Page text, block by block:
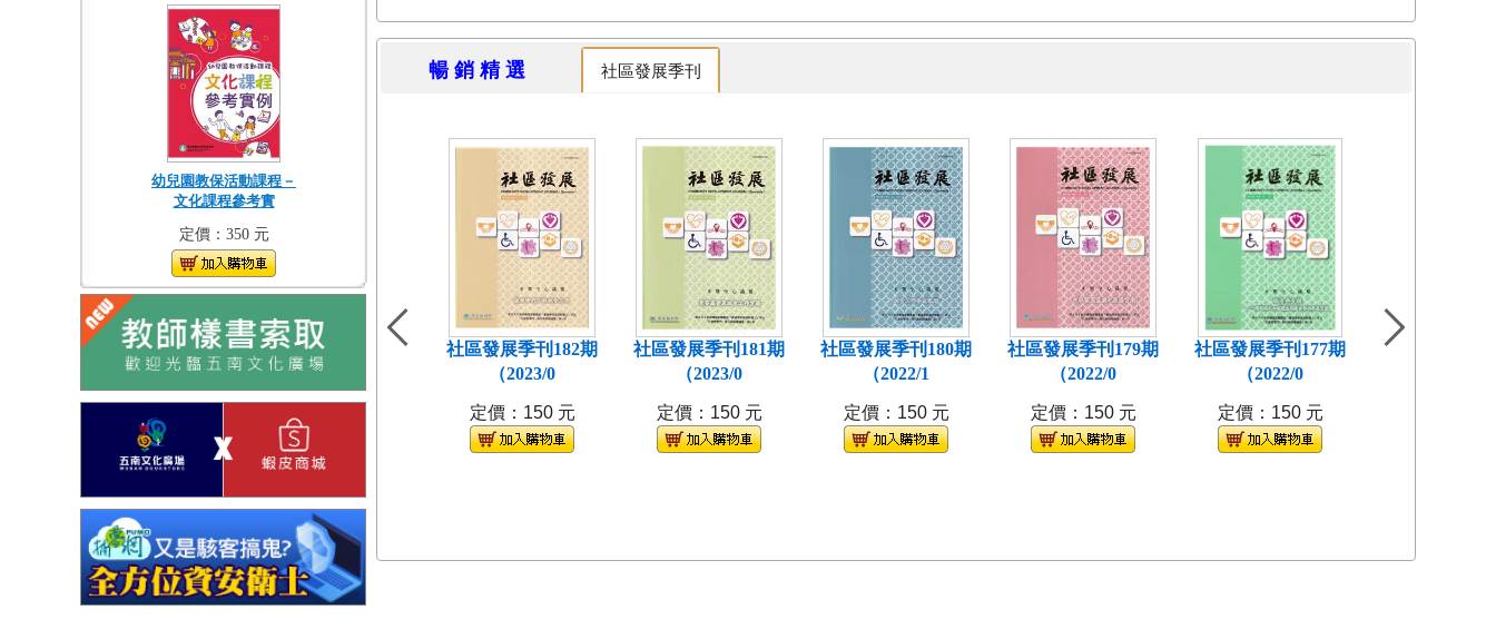
幼兒園教保活動課程－
文化課程參考實
定價：350 元
暢 銷 精 選 社區發展季刊
社區發展季刊182期
（2023/0
定價：150 元
社區發展季刊181期
（2023/0
定價：150 元
社區發展季刊180期
（2022/1
定價：150 元
社區發展季刊179期
（2022/0
定價：150 元
社區發展季刊177期
（2022/0
定價：150 元
社區發展季刊